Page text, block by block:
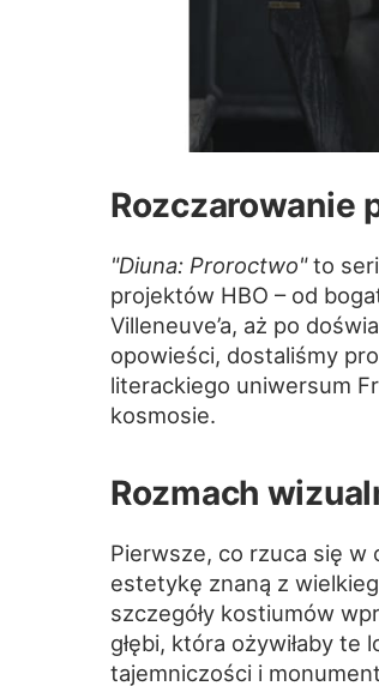
Rozczarowanie
"Diuna: Proroctwo"to
projektów HBO – od
Villeneuve’a, aż po
opowieści, dostaliśmy
literackiego uniwersum
kosmosie.
Rozmach
Pierwsze, co rzuca się w
estetykę znaną z
szczegóły kostiumów
głębi, która ożywiłaby te
tajemniczości i